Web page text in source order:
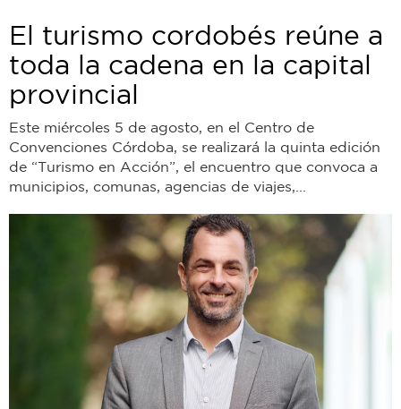
El turismo cordobés reúne a
toda la cadena en la capital
provincial
Este miércoles 5 de agosto, en el Centro de
Convenciones Córdoba, se realizará la quinta edición
de “Turismo en Acción”, el encuentro que convoca a
municipios, comunas, agencias de viajes,...